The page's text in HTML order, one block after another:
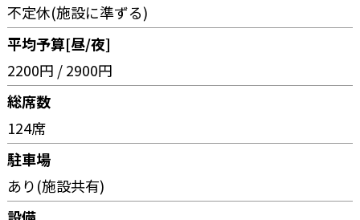
不定休(施設に準ずる)
平均予算[昼/夜]
2200円 / 2900円
総席数
124席
駐車場
あり(施設共有)